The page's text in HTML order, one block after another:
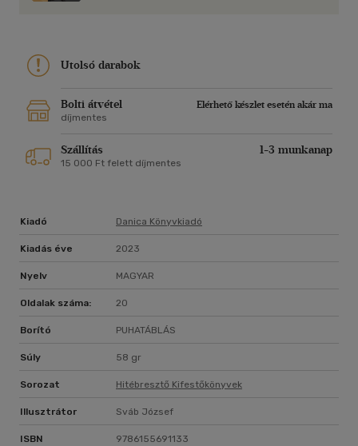
Utolsó darabok
Bolti átvétel
Elérhető készlet esetén akár ma
díjmentes
Szállítás 1-3 munkanap
15 000 Ft felett díjmentes
Kiadó Danica Könyvkiadó
Kiadás éve 2023
Nyelv MAGYAR
Oldalak száma: 20
Borító PUHATÁBLÁS
Súly 58 gr
Sorozat Hitébresztő Kifestőkönyvek
Illusztrátor Sváb József
ISBN 9786155691133